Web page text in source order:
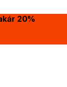
20%